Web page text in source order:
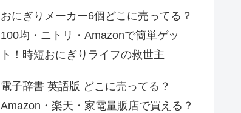
おにぎりメーカー6個どこに売ってる？
100均・ニトリ・Amazonで簡単ゲッ
ト！時短おにぎりライフの救世主
電子辞書 英語版 どこに売ってる？
Amazon・楽天・家電量販店で買える？